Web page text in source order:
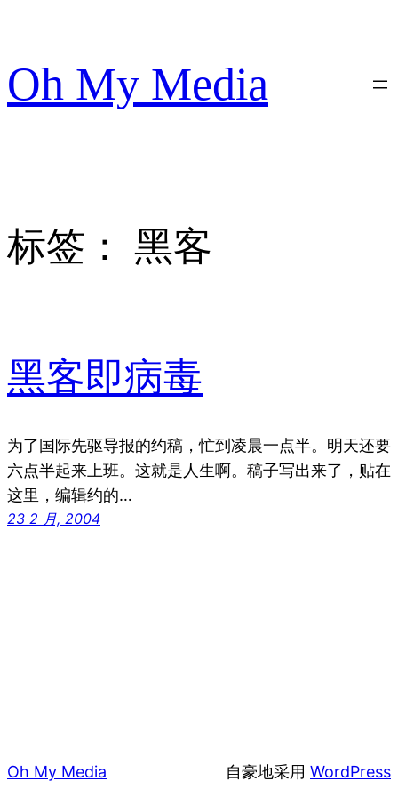
内
容
Oh My Media
标签： 黑客
黑客即病毒
为了国际先驱导报的约稿，忙到凌晨一点半。明天还要
六点半起来上班。这就是人生啊。稿子写出来了，贴在
这里，编辑约的…
23 2 月, 2004
Oh My Media 自豪地采用 WordPress